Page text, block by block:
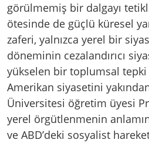
görülmemiş bir dalgayı
ötesinde de güçlü küresel
zaferi, yalnızca yerel bir
döneminin cezalandırıcı
yükselen bir toplumsal
Amerikan siyasetini
Üniversitesi öğretim üyesi
yerel örgütlenmenin
ve ABD’deki sosyalist